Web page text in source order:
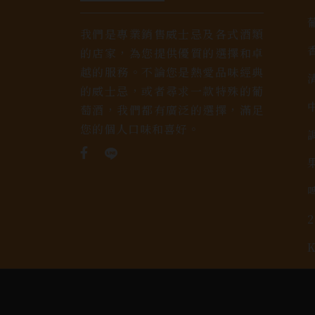
我們是專業銷售威士忌及各式酒類
的店家，為您提供優質的選擇和卓
越的服務。不論您是熱愛品味經典
的威士忌，或者尋求一款特殊的葡
萄酒，我們都有廣泛的選擇，滿足
您的個人口味和喜好。